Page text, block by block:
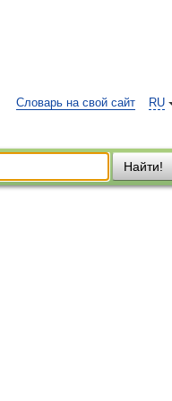
RU
Словарь на свой сайт
Найти!